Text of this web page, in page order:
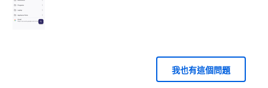
我也有這個問題